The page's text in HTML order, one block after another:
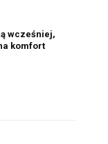
wcześniej,
komfort